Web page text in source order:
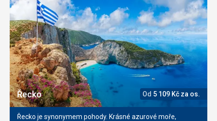
Řecko Od 5 109Kč za os.
Řecko je synonymem pohody. Krásné azurové moře,